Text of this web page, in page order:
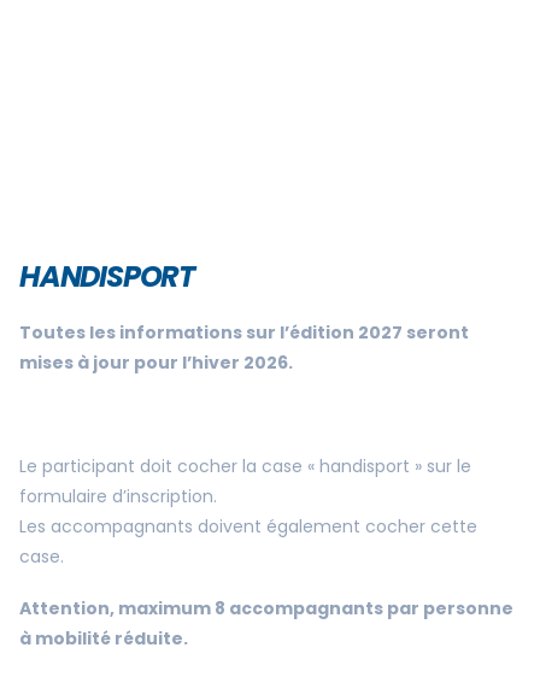
HANDISPORT
Toutes les informations sur l’édition 2027 seront
mises à jour pour l’hiver 2026.
Le participant doit cocher la case « handisport » sur le
formulaire d’inscription.
Les accompagnants doivent également cocher cette
case.
Attention, maximum 8 accompagnants par personne
à mobilité réduite.